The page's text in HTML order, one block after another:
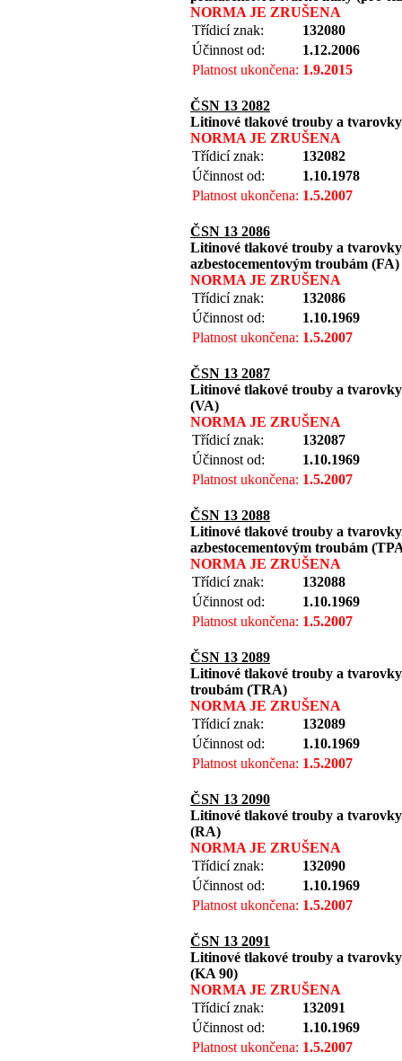
NORMA JE ZRUŠENA
Třídicí znak:
132080
Účinnost od:
1.12.2006
Platnost ukončena: 1.9.2015
ČSN 13 2082
Litinové tlakové trouby a
NORMA JE ZRUŠENA
Třídicí znak:
132082
Účinnost od:
1.10.1978
Platnost ukončena: 1.5.2007
ČSN 13 2086
Litinové tlakové trouby a
azbestocementovým troubám (FA)
NORMA JE ZRUŠENA
Třídicí znak:
132086
Účinnost od:
1.10.1969
Platnost ukončena: 1.5.2007
ČSN 13 2087
Litinové tlakové trouby a
(VA)
NORMA JE ZRUŠENA
Třídicí znak:
132087
Účinnost od:
1.10.1969
Platnost ukončena: 1.5.2007
ČSN 13 2088
Litinové tlakové trouby a
azbestocementovým troubám
NORMA JE ZRUŠENA
Třídicí znak:
132088
Účinnost od:
1.10.1969
Platnost ukončena: 1.5.2007
ČSN 13 2089
Litinové tlakové trouby a
troubám (TRA)
NORMA JE ZRUŠENA
Třídicí znak:
132089
Účinnost od:
1.10.1969
Platnost ukončena: 1.5.2007
ČSN 13 2090
Litinové tlakové trouby a
(RA)
NORMA JE ZRUŠENA
Třídicí znak:
132090
Účinnost od:
1.10.1969
Platnost ukončena: 1.5.2007
ČSN 13 2091
Litinové tlakové trouby a
(KA 90)
NORMA JE ZRUŠENA
Třídicí znak:
132091
Účinnost od:
1.10.1969
Platnost ukončena: 1.5.2007